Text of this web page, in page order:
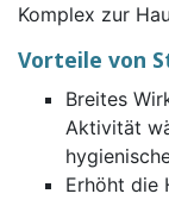
Komplex zur
Vorteile von
Breites
Aktivität
Erhöht die